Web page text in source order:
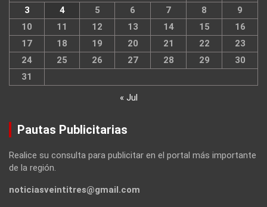
3
4 5 6 7 8
9
10
11 12 13 14 15
16
17
18 19 20 21 22
23
24
25 26 27 28 29
30
31
« Jul
Pautas Publicitarias
Realice su consulta para publicitar en el portal más importante
de la región.
noticiasveintitres@gmail.com